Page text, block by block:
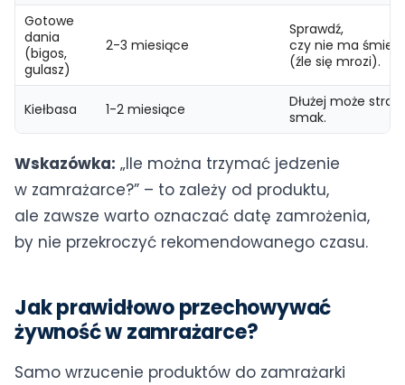
Gotowe
dania
(bigos,
gulasz)
2-3 miesiące
Sprawdź,
czy nie ma
(źle się mrozi).
Kiełbasa 1-2 miesiące
Dłużej może
smak.
Wskazówka: „Ile można trzymać jedzenie
w zamrażarce?” – to zależy od produktu,
ale zawsze warto oznaczać datę zamrożenia,
by nie przekroczyć rekomendowanego czasu.
Jak prawidłowo przechowywać
żywność w zamrażarce?
Samo wrzucenie produktów do zamrażarki